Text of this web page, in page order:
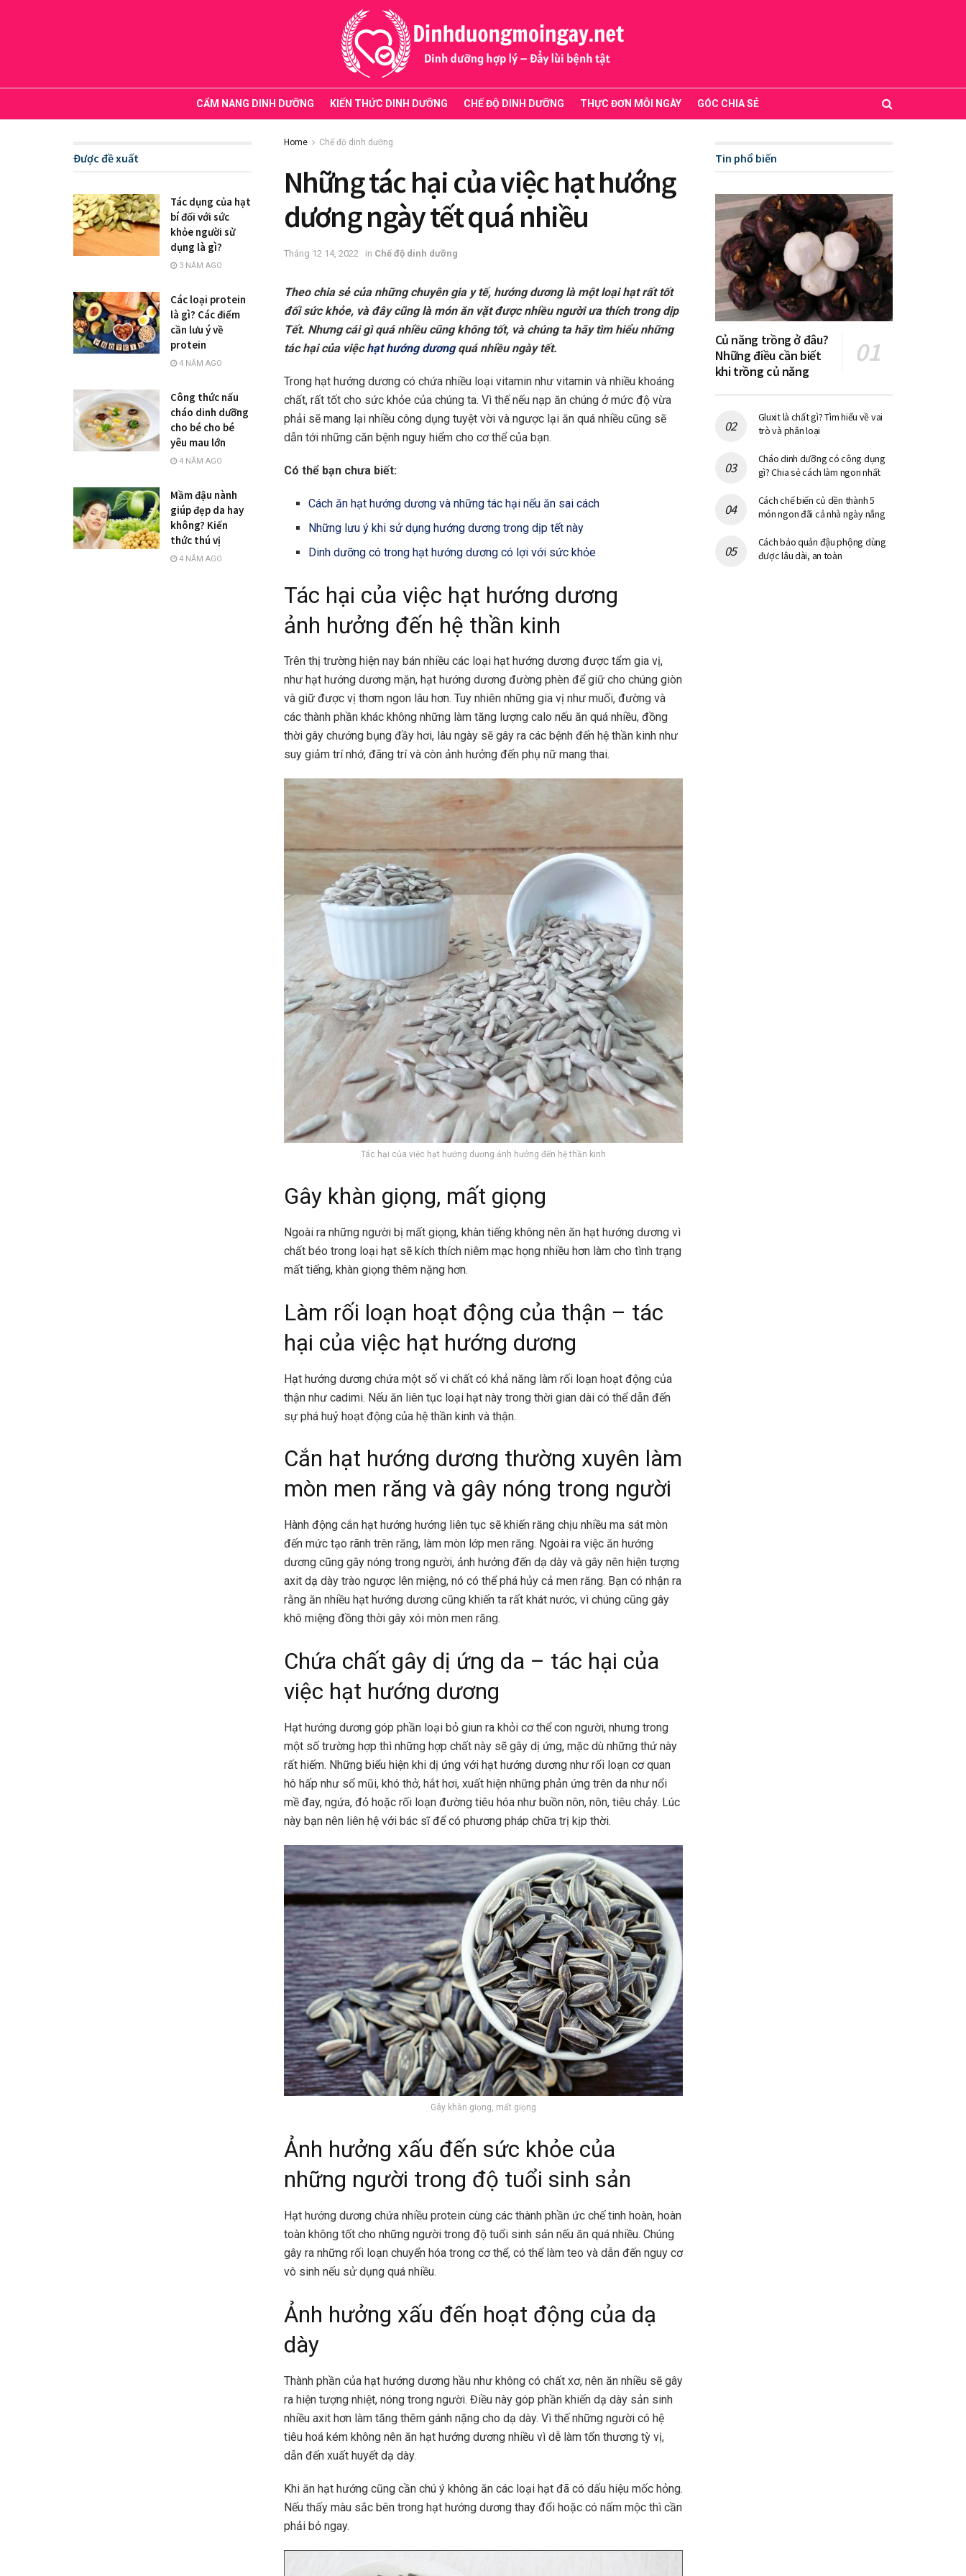
CẨM NANG DINH DƯỠNG KIẾN THỨC DINH DƯỠNG CHẾ ĐỘ DINH DƯỠNG THỰC ĐƠN MỖI NGÀY GÓC CHIA SẺ
Home Chế độ dinh dưỡng
Những tác hại của việc hạt hướng
dương ngày tết quá nhiều
Tháng 12 14, 2022 in Chế độ dinh dưỡng
Theo chia sẻ của những chuyên gia y tế, hướng dương là một loại hạt rất tốt
đối sức khỏe, và đây cũng là món ăn vặt được nhiều người ưa thích trong dịp
Tết. Nhưng cái gì quá nhiều cũng không tốt, và chúng ta hãy tìm hiểu những
tác hại của việchạt hướng dươngquá nhiều ngày tết.
Trong hạt hướng dương có chứa nhiều loại vitamin như vitamin và nhiều khoáng
chất, rất tốt cho sức khỏe của chúng ta. Vì thế nếu nạp ăn chúng ở mức độ vừa
phải sẽ mang lại nhiều công dụng tuyệt vời và ngược lại ăn quá nhiều cũng sẽ
dẫn tới những căn bệnh nguy hiểm cho cơ thể của bạn.
Có thể bạn chưa biết:
Cách ăn hạt hướng dương và những tác hại nếu ăn sai cách
Những lưu ý khi sử dụng hướng dương trong dịp tết này
Dinh dưỡng có trong hạt hướng dương có lợi với sức khỏe
Tác hại của việc hạt hướng dương
ảnh hưởng đến hệ thần kinh
Trên thị trường hiện nay bán nhiều các loại hạt hướng dương được tẩm gia vị,
như hạt hướng dương mặn, hạt hướng dương đường phèn để giữ cho chúng giòn
và giữ được vị thơm ngon lâu hơn. Tuy nhiên những gia vị như muối, đường và
các thành phần khác không những làm tăng lượng calo nếu ăn quá nhiều, đồng
thời gây chướng bụng đầy hơi, lâu ngày sẽ gây ra các bệnh đến hệ thần kinh như
suy giảm trí nhớ, đãng trí và còn ảnh hưởng đến phụ nữ mang thai.
Tác hại của việc hạt hướng dương ảnh hưởng đến hệ thần kinh
Gây khàn giọng, mất giọng
Ngoài ra những người bị mất giọng, khàn tiếng không nên ăn hạt hướng dương vì
chất béo trong loại hạt sẽ kích thích niêm mạc họng nhiều hơn làm cho tình trạng
mất tiếng, khàn giọng thêm nặng hơn.
Làm rối loạn hoạt động của thận – tác
hại của việc hạt hướng dương
Hạt hướng dương chứa một số vi chất có khả năng làm rối loạn hoạt động của
thận như cadimi. Nếu ăn liên tục loại hạt này trong thời gian dài có thể dẫn đến
sự phá huỷ hoạt động của hệ thần kinh và thận.
Cắn hạt hướng dương thường xuyên làm
mòn men răng và gây nóng trong người
Hành động cắn hạt hướng hướng liên tục sẽ khiến răng chịu nhiều ma sát mòn
đến mức tạo rãnh trên răng, làm mòn lớp men răng. Ngoài ra việc ăn hướng
dương cũng gây nóng trong người, ảnh hưởng đến dạ dày và gây nên hiện tượng
axit dạ dày trào ngược lên miệng, nó có thể phá hủy cả men răng. Bạn có nhận ra
rằng ăn nhiều hạt hướng dương cũng khiến ta rất khát nước, vì chúng cũng gây
khô miệng đồng thời gây xói mòn men răng.
Chứa chất gây dị ứng da – tác hại của
việc hạt hướng dương
Hạt hướng dương góp phần loại bỏ giun ra khỏi cơ thể con người, nhưng trong
một số trường hợp thì những hợp chất này sẽ gây dị ứng, mặc dù những thứ này
rất hiếm. Những biểu hiện khi dị ứng với hạt hướng dương như rối loạn cơ quan
hô hấp như sổ mũi, khó thở, hắt hơi, xuất hiện những phản ứng trên da như nổi
mề đay, ngứa, đỏ hoặc rối loạn đường tiêu hóa như buồn nôn, nôn, tiêu chảy. Lúc
này bạn nên liên hệ với bác sĩ để có phương pháp chữa trị kịp thời.
Gây khàn giọng, mất giọng
Ảnh hưởng xấu đến sức khỏe của
những người trong độ tuổi sinh sản
Hạt hướng dương chứa nhiều protein cùng các thành phần ức chế tinh hoàn, hoàn
toàn không tốt cho những người trong độ tuổi sinh sản nếu ăn quá nhiều. Chúng
gây ra những rối loạn chuyển hóa trong cơ thể, có thể làm teo và dẫn đến nguy cơ
vô sinh nếu sử dụng quá nhiều.
Ảnh hưởng xấu đến hoạt động của dạ
dày
Thành phần của hạt hướng dương hầu như không có chất xơ, nên ăn nhiều sẽ gây
ra hiện tượng nhiệt, nóng trong người. Điều này góp phần khiến dạ dày sản sinh
nhiều axit hơn làm tăng thêm gánh nặng cho dạ dày. Vì thế những người có hệ
tiêu hoá kém không nên ăn hạt hướng dương nhiều vì dễ làm tổn thương tỳ vị,
dẫn đến xuất huyết dạ dày.
Khi ăn hạt hướng cũng cần chú ý không ăn các loại hạt đã có dấu hiệu mốc hỏng.
Nếu thấy màu sắc bên trong hạt hướng dương thay đổi hoặc có nấm mộc thì cần
phải bỏ ngay.
Được đề xuất
Tác dụng của hạt
bí đối với sức
khỏe người sử
dụng là gì?
3 NĂM AGO
Các loại protein
là gì? Các điểm
cần lưu ý về
protein
4 NĂM AGO
Công thức nấu
cháo dinh dưỡng
cho bé cho bé
yêu mau lớn
4 NĂM AGO
Mầm đậu nành
giúp đẹp da hay
không? Kiến
thức thú vị
4 NĂM AGO
Tin phổ biến
Củ năng trồng ở đâu?
Những điều cần biết
khi trồng củ năng
Gluxit là chất gì? Tìm hiểu về vai
trò và phân loại
Cháo dinh dưỡng có công dụng
gì? Chia sẻ cách làm ngon nhất
Cách chế biến củ dền thành 5
món ngon đãi cả nhà ngày nắng
Cách bảo quản đậu phộng dùng
được lâu dài, an toàn